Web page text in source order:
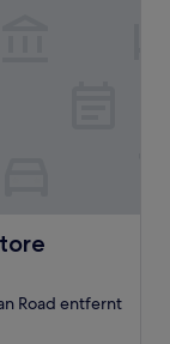
Road entfernt